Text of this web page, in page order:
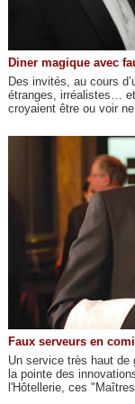
Diner magique avec
Des invités, au cours
étranges, irréalistes…
croyaient être ou voir
Faux serveurs en
Un service très haut de
la pointe des
l'Hôtellerie, ces